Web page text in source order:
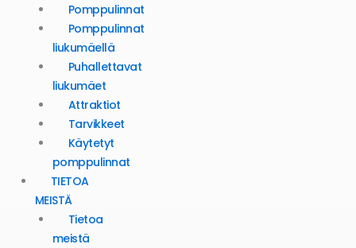
Pomppulinnat
Pomppulinnat
liukumäellä
Puhallettavat
liukumäet
Attraktiot
Tarvikkeet
Käytetyt
pomppulinnat
TIETOA
MEISTÄ
Tietoa
meistä